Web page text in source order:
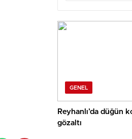
GENEL
Reyhanlı’da düğün
gözaltı